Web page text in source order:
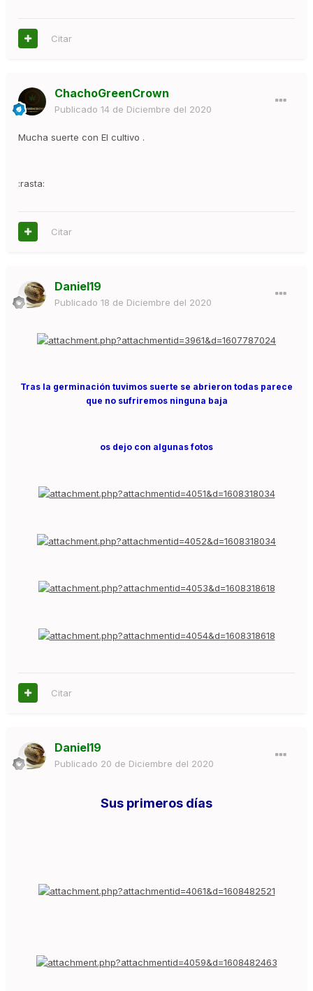
Citar
ChachoGreenCrown
Publicado 14 de Diciembre del 2020
Mucha suerte con El cultivo .
:rasta:
Citar
Daniel19
Publicado 18 de Diciembre del 2020
Tras la germinación tuvimos suerte se abrieron todas parece
que no sufriremos ninguna baja
os dejo con algunas fotos
Citar
Daniel19
Publicado 20 de Diciembre del 2020
Sus primeros días